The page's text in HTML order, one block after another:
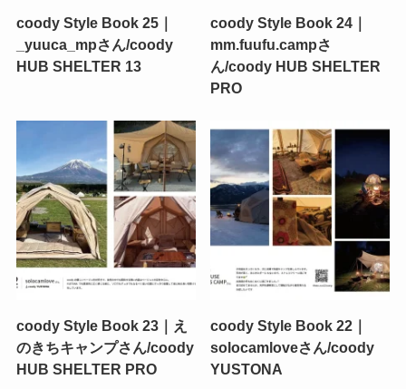
coody Style Book 25｜
_yuuca_mpさん/coody
HUB SHELTER 13
coody Style Book 24｜
mm.fuufu.campさ
ん/coody HUB SHELTER
PRO
coody Style Book 23｜え
のきちキャンプさん/coody
HUB SHELTER PRO
coody Style Book 22｜
solocamloveさん/coody
YUSTONA